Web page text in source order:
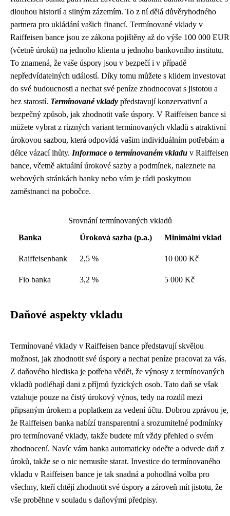
dlouhou historií a silným zázemím. To z ní dělá důvěryhodného
partnera pro ukládání vašich financí. Termínované vklady v
Raiffeisen bance jsou ze zákona pojištěny až do výše 100 000 EUR
(včetně úroků) na jednoho klienta u jednoho bankovního institutu.
To znamená, že vaše úspory jsou v bezpečí i v případě
nepředvídatelných událostí. Díky tomu můžete s klidem investovat
do své budoucnosti a nechat své peníze zhodnocovat s jistotou a
bez starostí. Termínované vklady představují konzervativní a
bezpečný způsob, jak zhodnotit vaše úspory. V Raiffeisen bance si
můžete vybrat z různých variant termínovaných vkladů s atraktivní
úrokovou sazbou, která odpovídá vašim individuálním potřebám a
délce vázací lhůty. Informace o termínovaném vkladu v Raiffeisen
bance, včetně aktuální úrokové sazby a podmínek, naleznete na
webových stránkách banky nebo vám je rádi poskytnou
zaměstnanci na pobočce.
Srovnání termínovaných vkladů
Banka
Úroková sazba (p.a.) Minimální vklad
Raiffeisenbank 2,5 % 10 000 Kč
Fio banka 3,2 % 5 000 Kč
Daňové aspekty vkladu
Termínované vklady v Raiffeisen bance představují skvělou
možnost, jak zhodnotit své úspory a nechat peníze pracovat za vás.
Z daňového hlediska je potřeba vědět, že výnosy z termínovaných
vkladů podléhají dani z příjmů fyzických osob. Tato daň se však
vztahuje pouze na čistý úrokový výnos, tedy na rozdíl mezi
připsaným úrokem a poplatkem za vedení účtu. Dobrou zprávou je,
že Raiffeisen banka nabízí transparentní a srozumitelné podmínky
pro termínované vklady, takže budete mít vždy přehled o svém
zhodnocení. Navíc vám banka automaticky odečte a odvede daň z
úroků, takže se o nic nemusíte starat. Investice do termínovaného
vkladu v Raiffeisen bance je tak snadná a pohodlná volba pro
všechny, kteří chtějí zhodnotit své úspory a zároveň mít jistotu, že
vše proběhne v souladu s daňovými předpisy.